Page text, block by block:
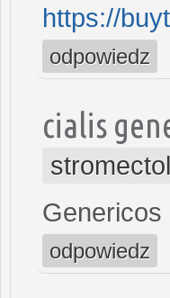
https://
odpowiedz
cialis
Genericos
odpowiedz